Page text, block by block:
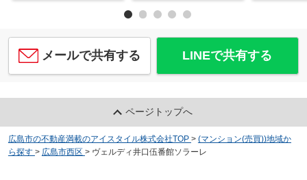
メールで共有する LINEで共有する
ページトップへ
広島市の不動産満載のアイスタイル株式会社TOP > (マンション(売買))地域か
ら探す > 広島市西区 > ヴェルディ井口伍番館ソラーレ